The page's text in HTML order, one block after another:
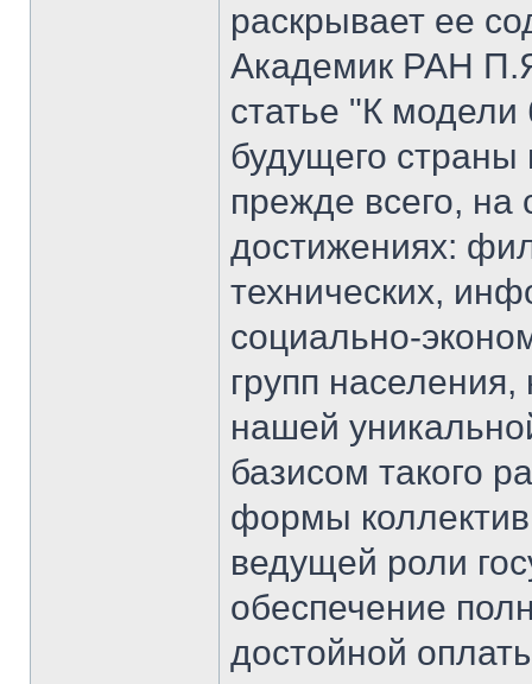
раскрывает ее
Академик РАН
статье "К
будущего страны
прежде всего,
достижениях:
технических,
социально-
групп
нашей
базисом такого
формы
ведущей роли
обеспечение
достойной